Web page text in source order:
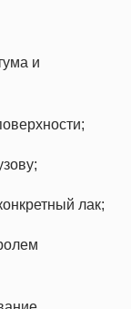
и
лак;